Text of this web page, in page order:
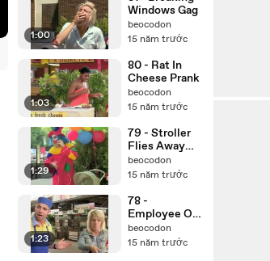
1:00
Windows Gag
beocodon
15 năm trước
1:03
80 - Rat In
Cheese Prank
beocodon
15 năm trước
1:29
79 - Stroller
Flies Away
Prank
beocodon
15 năm trước
1:23
78 -
Employee Of
The Month
Gag
beocodon
15 năm trước